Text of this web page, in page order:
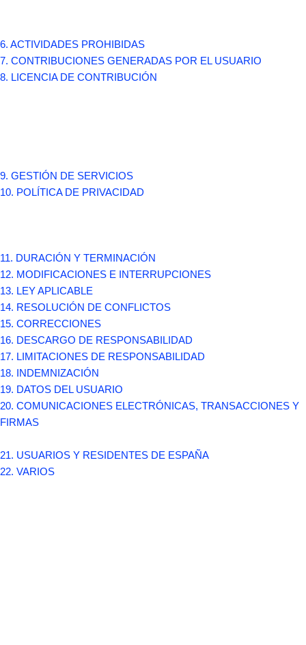
6. ACTIVIDADES PROHIBIDAS
7. CONTRIBUCIONES GENERADAS POR EL USUARIO
8. LICENCIA DE CONTRIBUCIÓN
9. GESTIÓN DE SERVICIOS
10. POLÍTICA DE PRIVACIDAD
11. DURACIÓN Y TERMINACIÓN
12. MODIFICACIONES E INTERRUPCIONES
13. LEY APLICABLE
14. RESOLUCIÓN DE CONFLICTOS
15. CORRECCIONES
16. DESCARGO DE RESPONSABILIDAD
17. LIMITACIONES DE RESPONSABILIDAD
18. INDEMNIZACIÓN
19. DATOS DEL USUARIO
20. COMUNICACIONES ELECTRÓNICAS, TRANSACCIONES Y
FIRMAS
21. USUARIOS Y RESIDENTES DE ESPAÑA
22. VARIOS